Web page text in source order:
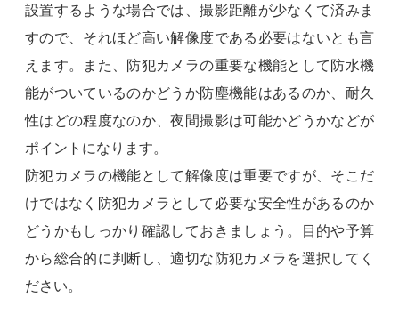
設置するような場合では、撮影距離が少なくて済みま
すので、それほど高い解像度である必要はないとも言
えます。また、防犯カメラの重要な機能として防水機
能がついているのかどうか防塵機能はあるのか、耐久
性はどの程度なのか、夜間撮影は可能かどうかなどが
ポイントになります。
防犯カメラの機能として解像度は重要ですが、そこだ
けではなく防犯カメラとして必要な安全性があるのか
どうかもしっかり確認しておきましょう。目的や予算
から総合的に判断し、適切な防犯カメラを選択してく
ださい。